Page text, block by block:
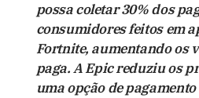
possa coletar 30% dos
consumidores feitos em
Fortnite, aumentando os
paga. A Epic reduziu os
uma opção de